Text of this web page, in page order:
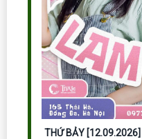
THỨ BẢY [12.09.2026]